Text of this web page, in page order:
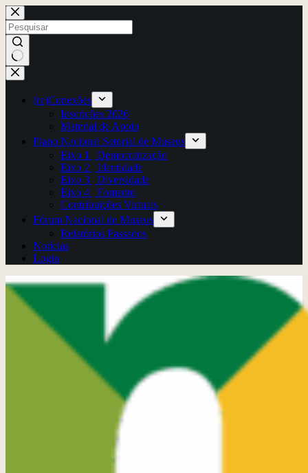
Pular
para
o
conteúdo
Sem
resultados
(re)Conexões
Inscrições 2026
Material de Apoio
Plano Nacional Setorial de Museus
Eixo 1 | Democratização
Eixo 2 | Identidade
Eixo 3 | Diversidade
Eixo 4 | Fomento
Contribuições Virtuais
Fórum Nacional de Museus
Relatórios Passados
Notícias
Login